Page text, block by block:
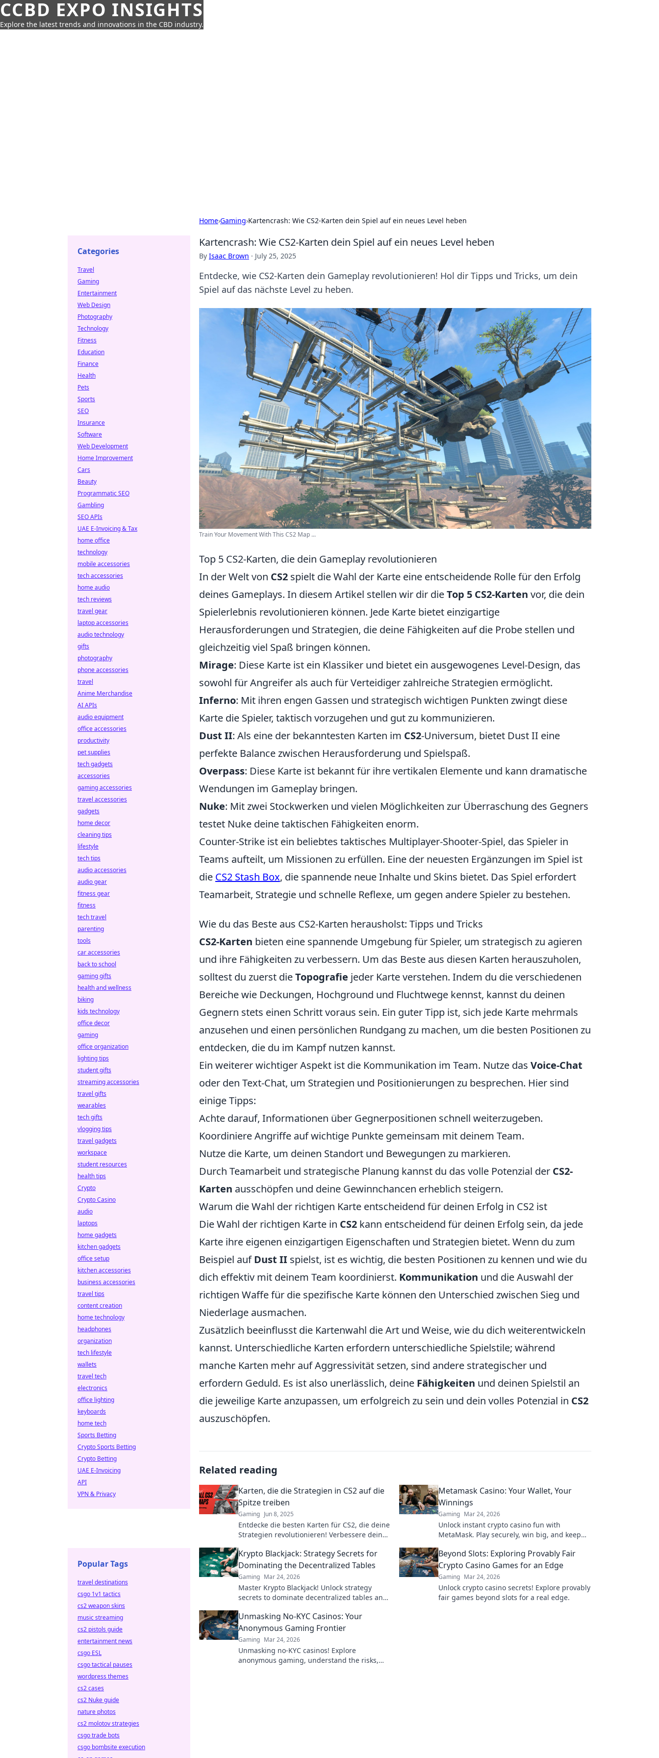
CCBD EXPO INSIGHTS
Explore the latest trends and innovations in the CBD industry.
Home›Gaming›Kartencrash: Wie CS2-Karten dein Spiel auf ein neues Level heben
Kartencrash: Wie CS2-Karten dein Spiel auf ein neues Level heben
By Isaac Brown · July 25, 2025
Entdecke, wie CS2-Karten dein Gameplay revolutionieren! Hol dir Tipps und Tricks, um dein
Spiel auf das nächste Level zu heben.
Train Your Movement With This CS2 Map ...
Top 5 CS2-Karten, die dein Gameplay revolutionieren
In der Welt von CS2 spielt die Wahl der Karte eine entscheidende Rolle für den Erfolg
deines Gameplays. In diesem Artikel stellen wir dir dieTop 5 CS2-Karten vor, die dein
Spielerlebnis revolutionieren können. Jede Karte bietet einzigartige
Herausforderungen und Strategien, die deine Fähigkeiten auf die Probe stellen und
gleichzeitig viel Spaß bringen können.
Mirage: Diese Karte ist ein Klassiker und bietet ein ausgewogenes Level-Design, das
sowohl für Angreifer als auch für Verteidiger zahlreiche Strategien ermöglicht.
Inferno: Mit ihren engen Gassen und strategisch wichtigen Punkten zwingt diese
Karte die Spieler, taktisch vorzugehen und gut zu kommunizieren.
Dust II: Als eine der bekanntesten Karten im CS2-Universum, bietet Dust II eine
perfekte Balance zwischen Herausforderung und Spielspaß.
Overpass: Diese Karte ist bekannt für ihre vertikalen Elemente und kann dramatische
Wendungen im Gameplay bringen.
Nuke: Mit zwei Stockwerken und vielen Möglichkeiten zur Überraschung des Gegners
testet Nuke deine taktischen Fähigkeiten enorm.
Counter-Strike ist ein beliebtes taktisches Multiplayer-Shooter-Spiel, das Spieler in
Teams aufteilt, um Missionen zu erfüllen. Eine der neuesten Ergänzungen im Spiel ist
die CS2 Stash Box, die spannende neue Inhalte und Skins bietet. Das Spiel erfordert
Teamarbeit, Strategie und schnelle Reflexe, um gegen andere Spieler zu bestehen.
Wie du das Beste aus CS2-Karten herausholst: Tipps und Tricks
CS2-Karten bieten eine spannende Umgebung für Spieler, um strategisch zu agieren
und ihre Fähigkeiten zu verbessern. Um das Beste aus diesen Karten herauszuholen,
solltest du zuerst dieTopografie jeder Karte verstehen. Indem du die verschiedenen
Bereiche wie Deckungen, Hochground und Fluchtwege kennst, kannst du deinen
Gegnern stets einen Schritt voraus sein. Ein guter Tipp ist, sich jede Karte mehrmals
anzusehen und einen persönlichen Rundgang zu machen, um die besten Positionen zu
entdecken, die du im Kampf nutzen kannst.
Ein weiterer wichtiger Aspekt ist die Kommunikation im Team. Nutze das Voice-Chat
oder den Text-Chat, um Strategien und Positionierungen zu besprechen. Hier sind
einige Tipps:
Achte darauf, Informationen über Gegnerpositionen schnell weiterzugeben.
Koordiniere Angriffe auf wichtige Punkte gemeinsam mit deinem Team.
Nutze die Karte, um deinen Standort und Bewegungen zu markieren.
Durch Teamarbeit und strategische Planung kannst du das volle Potenzial der CS2-
Karten ausschöpfen und deine Gewinnchancen erheblich steigern.
Warum die Wahl der richtigen Karte entscheidend für deinen Erfolg in CS2 ist
Die Wahl der richtigen Karte in CS2 kann entscheidend für deinen Erfolg sein, da jede
Karte ihre eigenen einzigartigen Eigenschaften und Strategien bietet. Wenn du zum
Beispiel aufDust II spielst, ist es wichtig, die besten Positionen zu kennen und wie du
dich effektiv mit deinem Team koordinierst. Kommunikation und die Auswahl der
richtigen Waffe für die spezifische Karte können den Unterschied zwischen Sieg und
Niederlage ausmachen.
Zusätzlich beeinflusst die Kartenwahl die Art und Weise, wie du dich weiterentwickeln
kannst. Unterschiedliche Karten erfordern unterschiedliche Spielstile; während
manche Karten mehr auf Aggressivität setzen, sind andere strategischer und
erfordern Geduld. Es ist also unerlässlich, deine Fähigkeiten und deinen Spielstil an
die jeweilige Karte anzupassen, um erfolgreich zu sein und dein volles Potenzial in CS2
auszuschöpfen.
Related reading
Karten, die die Strategien in CS2 auf die
Spitze treiben
Gaming Jun 8, 2025
Entdecke die besten Karten für CS2, die deine
Strategien revolutionieren! Verbessere dein
Metamask Casino: Your Wallet, Your
Winnings
Gaming Mar 24, 2026
Unlock instant crypto casino fun with
MetaMask. Play securely, win big, and keep
Krypto Blackjack: Strategy Secrets for
Dominating the Decentralized Tables
Gaming Mar 24, 2026
Master Krypto Blackjack! Unlock strategy
secrets to dominate decentralized tables and
Beyond Slots: Exploring Provably Fair
Crypto Casino Games for an Edge
Gaming Mar 24, 2026
Unlock crypto casino secrets! Explore provably
fair games beyond slots for a real edge.
Unmasking No-KYC Casinos: Your
Anonymous Gaming Frontier
Gaming Mar 24, 2026
Unmasking no-KYC casinos! Explore
anonymous gaming, understand the risks,
Categories
Travel
Gaming
Entertainment
Web Design
Photography
Technology
Fitness
Education
Finance
Health
Pets
Sports
SEO
Insurance
Software
Web Development
Home Improvement
Cars
Beauty
Programmatic SEO
Gambling
SEO APIs
UAE E-Invoicing & Tax
home office
technology
mobile accessories
tech accessories
home audio
tech reviews
travel gear
laptop accessories
audio technology
gifts
photography
phone accessories
travel
Anime Merchandise
AI APIs
audio equipment
office accessories
productivity
pet supplies
tech gadgets
accessories
gaming accessories
travel accessories
gadgets
home decor
cleaning tips
lifestyle
tech tips
audio accessories
audio gear
fitness gear
fitness
tech travel
parenting
tools
car accessories
back to school
gaming gifts
health and wellness
biking
kids technology
office decor
gaming
office organization
lighting tips
student gifts
streaming accessories
travel gifts
wearables
tech gifts
vlogging tips
travel gadgets
workspace
student resources
health tips
Crypto
Crypto Casino
audio
laptops
home gadgets
kitchen gadgets
office setup
kitchen accessories
business accessories
travel tips
content creation
home technology
headphones
organization
tech lifestyle
wallets
travel tech
electronics
office lighting
keyboards
home tech
Sports Betting
Crypto Sports Betting
Crypto Betting
UAE E-Invoicing
API
VPN & Privacy
Popular Tags
travel destinations
csgo 1v1 tactics
cs2 weapon skins
music streaming
cs2 pistols guide
entertainment news
csgo ESL
csgo tactical pauses
wordpress themes
cs2 cases
cs2 Nuke guide
nature photos
cs2 molotov strategies
csgo trade bots
csgo bombsite execution